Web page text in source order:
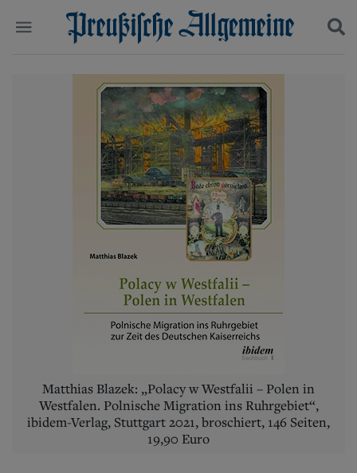
Start
Wer wir sind
Abonnent werden
Abo Prämien
Archiv
Mediadaten
Politik
Kultur
Wirtschaft
Panorama
Gesellschaft
Leben
Geschichte
Ostpreußen
Pommern
Berlin-Brandenburg
Schlesien
Danzig und Westpreußen
Bücher
Suchen und finden
Matthias Blazek: „Polacy w Westfalii – Polen in
Westfalen. Polnische Migration ins Ruhrgebiet“,
ibidem-Verlag, Stuttgart 2021, broschiert, 146 Seiten,
19,90 Euro